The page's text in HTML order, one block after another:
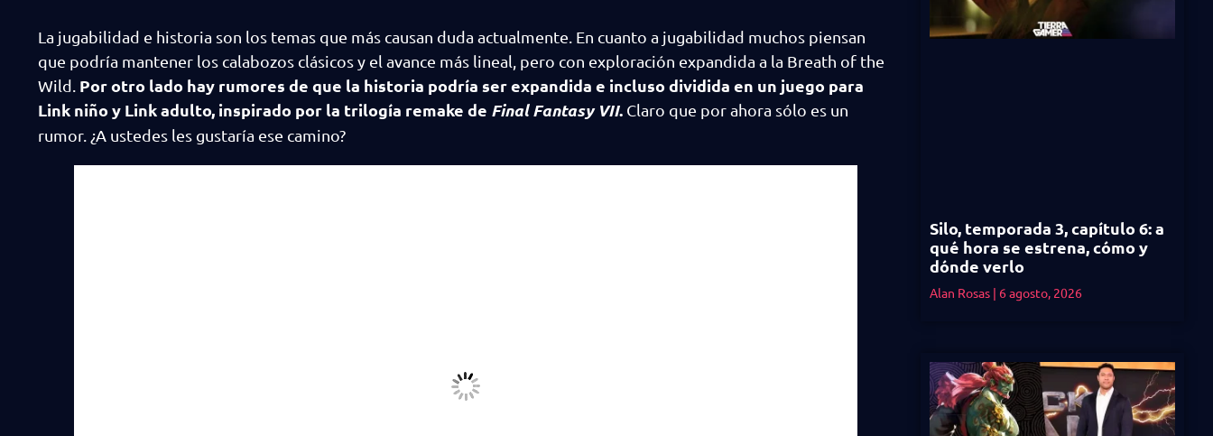
La jugabilidad e historia son los temas que más causan duda actualmente. En cuanto a jugabilidad muchos piensan
que podría mantener los calabozos clásicos y el avance más lineal, pero con exploración expandida a la Breath of the
Wild. Por otro lado hay rumores de que la historia podría ser expandida e incluso dividida en un juego para
Link niño y Link adulto, inspirado por la trilogía remake de Final Fantasy VII. Claro que por ahora sólo es un
rumor. ¿A ustedes les gustaría ese camino?
Silo, temporada 3, capítulo 6: a
qué hora se estrena, cómo y
dónde verlo
Alan Rosas 6 agosto, 2026